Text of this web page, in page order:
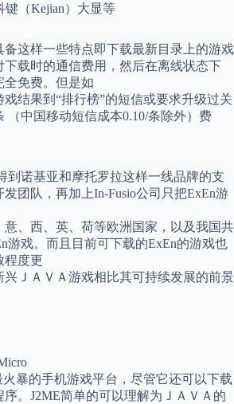
键（Kejian）大显等
这样一些特点即下载最新目录上的游戏
下载时的通信费用，然后在离线状态下
全免费。但是如
结果到“排行榜”的短信或要求升级过关
（中国移动短信成本0.10/条除外）费
到诺基亚和摩托罗拉这样一线品牌的支
团队，再加上In-Fusio公司只把ExEn游
、西、英、荷等欧洲国家，以及我国共
游戏。而且目前可下载的ExEn的游戏也
程度更
ＪＡＶＡ游戏相比其可持续发展的前景
暴的手机游戏平台，尽管它还可以下载
。J2ME简单的可以理解为ＪＡＶＡ的